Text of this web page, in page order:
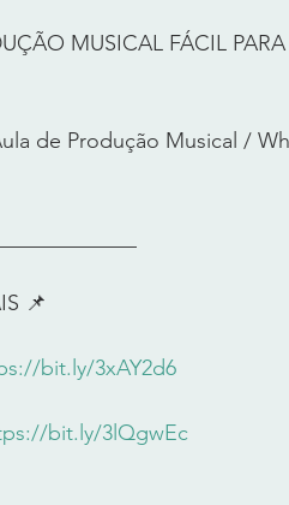
MUSICAL FÁCIL
de Produção Musical /
📌
bit.ly/3xAY2d6
bit.ly/3lQgwEc